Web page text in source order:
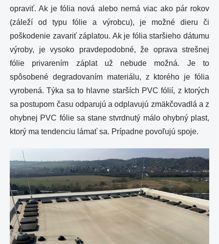
opraviť. Ak je fólia nová alebo nemá viac ako pár rokov
(záleží od typu fólie a výrobcu), je možné dieru či
poškodenie zavariť záplatou. Ak je fólia staršieho dátumu
výroby, je vysoko pravdepodobné, že oprava strešnej
fólie privarením záplat už nebude možná. Je to
spôsobené degradovaním materiálu, z ktorého je fólia
vyrobená. Týka sa to hlavne starších PVC fólií, z ktorých
sa postupom času odparujú a odplavujú zmäkčovadlá a z
ohybnej PVC fólie sa stane stvrdnutý málo ohybný plast,
ktorý ma tendenciu lámať sa. Prípadne povoľujú spoje.